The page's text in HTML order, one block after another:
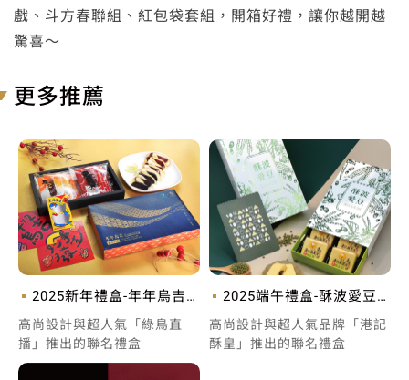
戲、斗方春聯組、紅包袋套組，開箱好禮，讓你越開越
驚喜～
更多推薦
2025新年禮盒-年年烏吉-
烏魚子禮盒包裝設計
高尚設計與超人氣「綠鳥直
播」推出的聯名禮盒
2025端午禮盒-酥波愛豆-
綠豆糕禮盒包裝設計
高尚設計與超人氣品牌「港記
酥皇」推出的聯名禮盒